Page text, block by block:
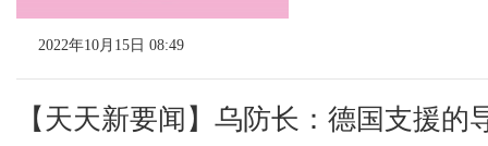
2022年10月15日 08:49
【天天新要闻】乌防长：德国支援的